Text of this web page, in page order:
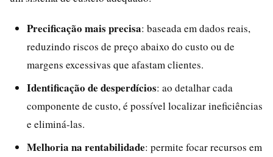
Precificação mais precisa: baseada em dados reais,
reduzindo riscos de preço abaixo do custo ou de
margens excessivas que afastam clientes.
Identificação de desperdícios: ao detalhar cada
componente de custo, é possível localizar ineficiências
e eliminá-las.
Melhoria na rentabilidade: permite focar recursos em